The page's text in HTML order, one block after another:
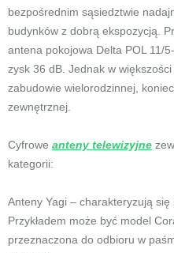
bezpośrednim sąsiedztwie
budynków z dobrą ekspozycją.
antena pokojowa Delta POL 11/
zysk 36 dB. Jednak w
zabudowie wielorodzinnej,
zewnętrznej.
Cyfrowe anteny telewizyjne
kategorii:
Anteny Yagi – charakteryzują
Przykładem może być model
przeznaczona do odbioru w